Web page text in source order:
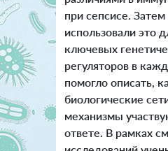
при сепсисе. Затем
использовали это
ключевых
регуляторов в
помогло описать,
биологические
механизмы
ответе. В рамках